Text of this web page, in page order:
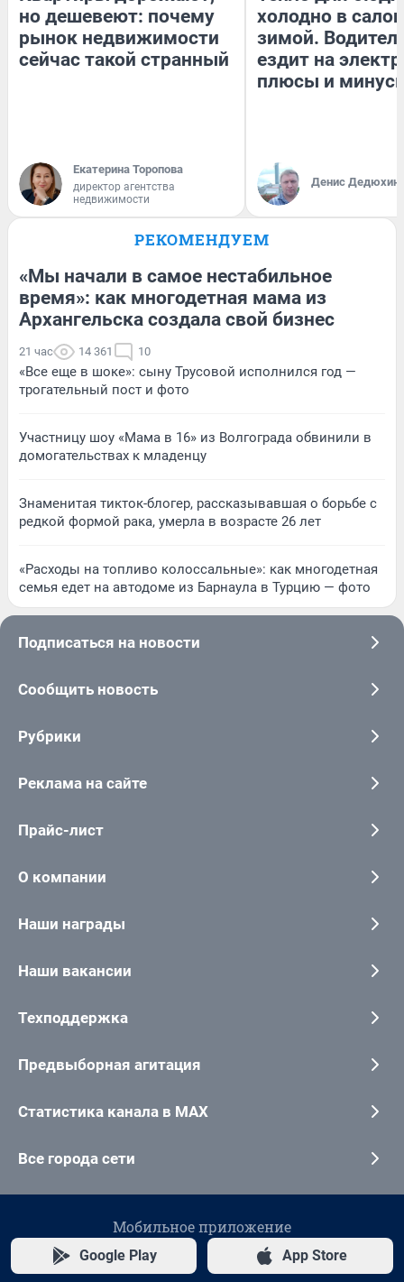
но дешевеют: почему
рынок недвижимости
сейчас такой странный
Екатерина Торопова
директор агентства
недвижимости
холодно в
зимой.
ездит на
плюсы и
Денис Дедюхин
РЕКОМЕНДУЕМ
«Мы начали в самое нестабильное
время»: как многодетная мама из
Архангельска создала свой бизнес
21 час 14 361 10
«Все еще в шоке»: сыну Трусовой исполнился год —
трогательный пост и фото
Участницу шоу «Мама в 16» из Волгограда обвинили в
домогательствах к младенцу
Знаменитая тикток-блогер, рассказывавшая о борьбе с
редкой формой рака, умерла в возрасте 26 лет
«Расходы на топливо колоссальные»: как многодетная
семья едет на автодоме из Барнаула в Турцию — фото
Подписаться на новости
Сообщить новость
Рубрики
Реклама на сайте
Прайс-лист
О компании
Наши награды
Наши вакансии
Техподдержка
Предвыборная агитация
Статистика канала в MAX
Все города сети
Мобильное приложение
Google Play App Store